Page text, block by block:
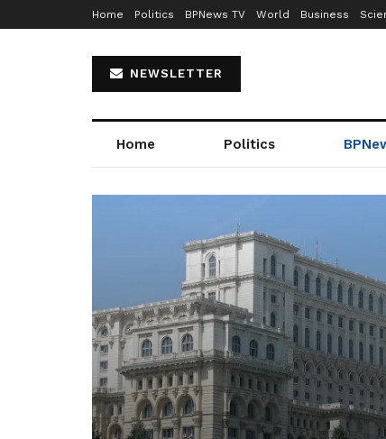
Home Politics BPNews TV World Business
NEWSLETTER
Home Politics